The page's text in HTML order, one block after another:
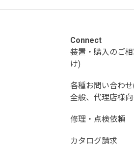
Connect
装置・購入のご
け)
各種お問い合わ
全般、代理店様
修理・点検依頼
カタログ請求